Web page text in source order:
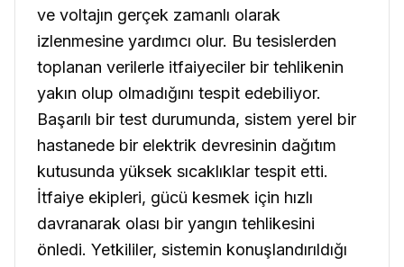
ve voltajın gerçek zamanlı olarak
izlenmesine yardımcı olur. Bu tesislerden
toplanan verilerle itfaiyeciler bir tehlikenin
yakın olup olmadığını tespit edebiliyor.
Başarılı bir test durumunda, sistem yerel bir
hastanede bir elektrik devresinin dağıtım
kutusunda yüksek sıcaklıklar tespit etti.
İtfaiye ekipleri, gücü kesmek için hızlı
davranarak olası bir yangın tehlikesini
önledi. Yetkililer, sistemin konuşlandırıldığı